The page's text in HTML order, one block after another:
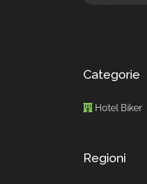
Categorie
Hotel Biker
Regioni